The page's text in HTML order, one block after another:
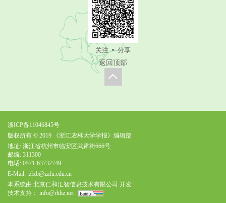
关注
分享
返回顶部
浙ICP备11046845号
版权所有 © 2019 《浙江农林大学学报》编辑部
地址: 浙江省杭州市临安区武肃街666号
邮编: 311300
电话: 0571-63732749
E-Mail: :zlxb@zafu.edu.cn
本系统由 北京仁和汇智信息技术有限公司 开发
技术支持： info@rhhz.net